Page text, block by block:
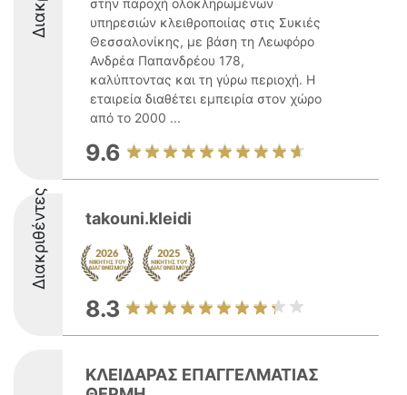
στην παροχή ολοκληρωμένων
υπηρεσιών κλειθροποιίας στις Συκιές
Θεσσαλονίκης, με βάση τη Λεωφόρο
Ανδρέα Παπανδρέου 178,
καλύπτοντας και τη γύρω περιοχή. Η
εταιρεία διαθέτει εμπειρία στον χώρο
από το 2000 ...
9.6
Διακριθέντες takouni.kleidi
8.3
ΚΛΕΙΔΑΡΑΣ ΕΠΑΓΓΕΛΜΑΤΙΑΣ